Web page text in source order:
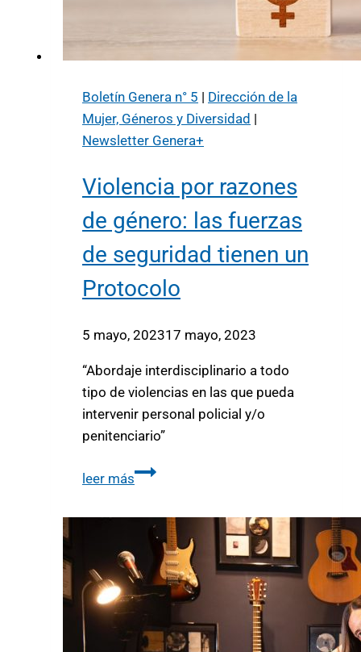
Boletín Genera n° 5 | Dirección de la
Mujer, Géneros y Diversidad |
Newsletter Genera+
Violencia por razones
de género: las fuerzas
de seguridad tienen un
Protocolo
5 mayo, 202317 mayo, 2023
“Abordaje interdisciplinario a todo
tipo de violencias en las que pueda
intervenir personal policial y/o
penitenciario”
leer más